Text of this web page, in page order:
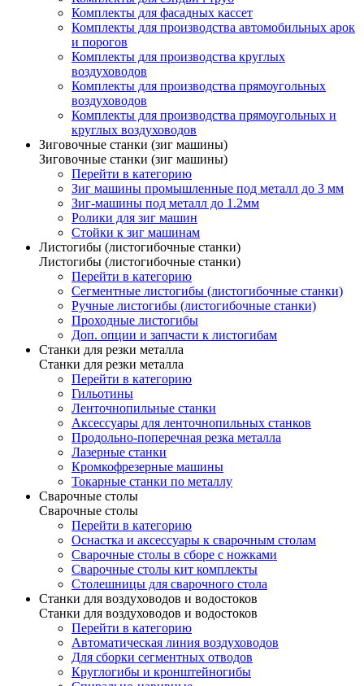
Комплекты для фасадных кассет
Комплекты для производства автомобильных арок
и порогов
Комплекты для производства круглых
воздуховодов
Комплекты для производства прямоугольных
воздуховодов
Комплекты для производства прямоугольных и
круглых воздуховодов
Зиговочные станки (зиг машины)
Зиговочные станки (зиг машины)
Перейти в категорию
Зиг машины промышленные под металл до 3 мм
Зиг-машины под металл до 1.2мм
Ролики для зиг машин
Стойки к зиг машинам
Листогибы (листогибочные станки)
Листогибы (листогибочные станки)
Перейти в категорию
Сегментные листогибы (листогибочные станки)
Ручные листогибы (листогибочные станки)
Проходные листогибы
Доп. опции и запчасти к листогибам
Станки для резки металла
Станки для резки металла
Перейти в категорию
Гильотины
Ленточнопильные станки
Аксессуары для ленточнопильных станков
Продольно-поперечная резка металла
Лазерные станки
Кромкофрезерные машины
Токарные станки по металлу
Сварочные столы
Сварочные столы
Перейти в категорию
Оснастка и аксессуары к сварочным столам
Сварочные столы в сборе с ножками
Сварочные столы кит комплекты
Столешницы для сварочного стола
Станки для воздуховодов и водостоков
Станки для воздуховодов и водостоков
Перейти в категорию
Автоматическая линия воздуховодов
Для сборки сегментных отводов
Круглогибы и кронштейногибы